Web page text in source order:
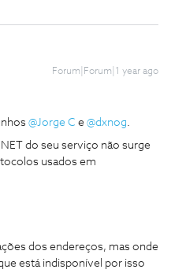
Forum|Forum|1 year ago
@Jorge C e ​ @dxnog.
do seu serviço não surge
usados em
dos endereços, mas onde
está indisponível por isso